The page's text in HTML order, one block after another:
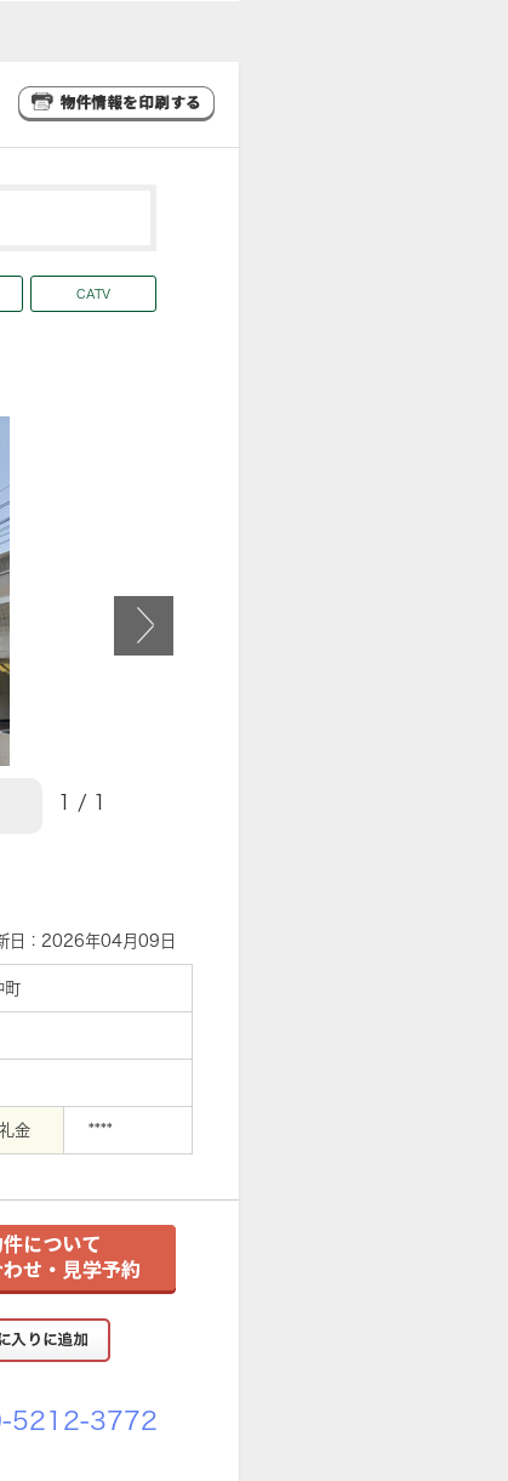
CATV
1 / 1
日：2026年04月09日
町
礼金 ****
5212-3772